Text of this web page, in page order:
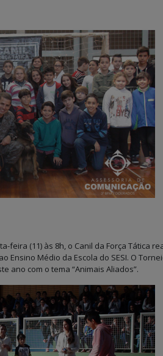
feira (11) às 8h, o Canil da Força Tática
Ensino Médio da Escola do SESI. O
ano com o tema “Animais Aliados”.